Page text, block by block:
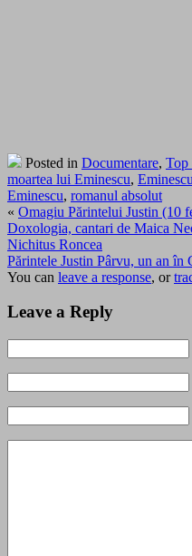
Posted in Documentare, Top
moartea lui Eminescu, Eminescu
Eminescu, romanul absolut
« Omagiu Părintelui Justin (10
Doxologia, cantari de Maica
Nichitus Roncea
Părintele Justin Pârvu, un an în
You can leave a response, or
Leave a Reply